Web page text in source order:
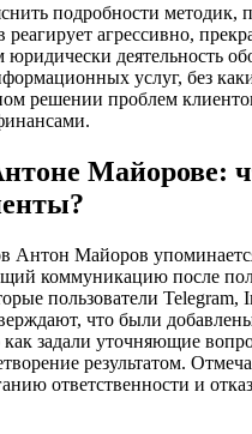
подробности методик,
агрессивно,
деятельность
услуг, без
решении проблем
Майорове:
Антон Майоров
коммуникацию после
пользователи Telegram,
что были
как задали уточняющие
результатом.
ответственности и